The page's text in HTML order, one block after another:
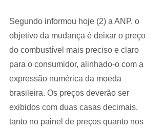
Segundo informou hoje (2) a ANP, o
objetivo da mudança é deixar o preço
do combustível mais preciso e claro
para o consumidor, alinhado-o com a
expressão numérica da moeda
brasileira. Os preços deverão ser
exibidos com duas casas decimais,
tanto no painel de preços quanto nos